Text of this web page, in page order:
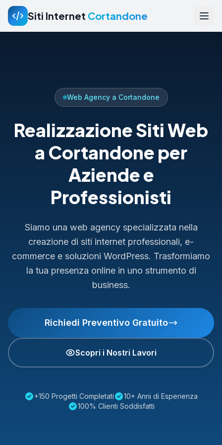
Siti Internet Cortandone
Web Agency a Cortandone
Realizzazione Siti Web
a Cortandone per
Aziende e
Professionisti
Siamo una web agency specializzata nella
creazione di siti internet professionali, e-
commerce e soluzioni WordPress. Trasformiamo
la tua presenza online in uno strumento di
business.
Richiedi Preventivo Gratuito
Scopri i Nostri Lavori
+150 Progetti Completati
10+ Anni di Esperienza
100% Clienti Soddisfatti